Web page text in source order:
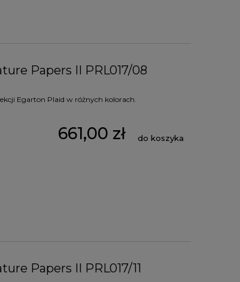
Papers II PRL017/08
Egarton Plaid w różnych kolorach.
661,00 zł do koszyka
Papers II PRL017/11